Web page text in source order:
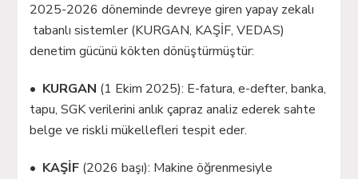
2025-2026 döneminde devreye giren yapay zekalı
tabanlı sistemler (KURGAN, KAŞİF, VEDAS)
denetim gücünü kökten dönüştürmüştür:
• KURGAN (1 Ekim 2025): E-fatura, e-defter, banka,
tapu, SGK verilerini anlık çapraz analiz ederek sahte
belge ve riskli mükellefleri tespit eder.
• KAŞİF (2026 başı): Makine öğrenmesiyle